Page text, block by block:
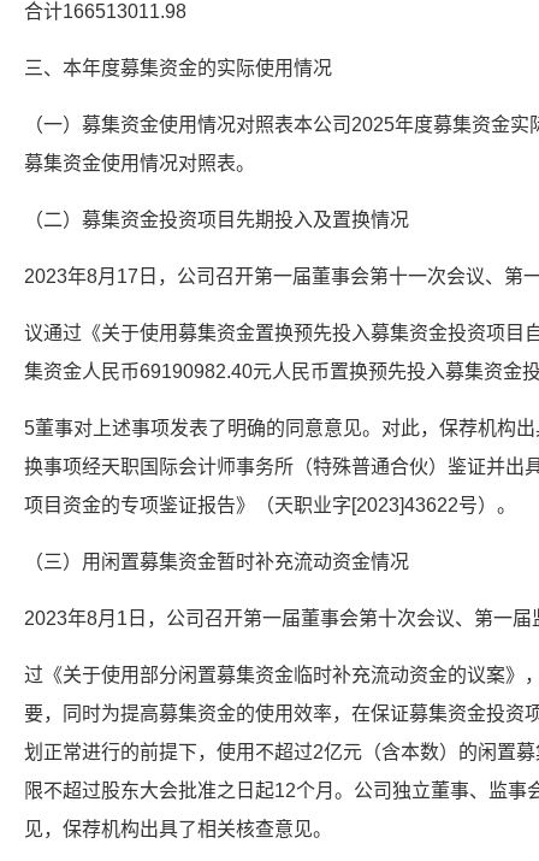
合计166513011.98
三、本年度募集资金的实际使用情况
（一）募集资金使用情况对照表本公司2025年度募集资金
募集资金使用情况对照表。
（二）募集资金投资项目先期投入及置换情况
2023年8月17日，公司召开第一届董事会第十一次会议、第
议通过《关于使用募集资金置换预先投入募集资金投资项目
集资金人民币69190982.40元人民币置换预先投入募集资金
5董事对上述事项发表了明确的同意意见。对此，保荐机构
换事项经天职国际会计师事务所（特殊普通合伙）鉴证并出
项目资金的专项鉴证报告》（天职业字[2023]43622号）。
（三）用闲置募集资金暂时补充流动资金情况
2023年8月1日，公司召开第一届董事会第十次会议、第一
过《关于使用部分闲置募集资金临时补充流动资金的议案》
要，同时为提高募集资金的使用效率，在保证募集资金投资
划正常进行的前提下，使用不超过2亿元（含本数）的闲置
限不超过股东大会批准之日起12个月。公司独立董事、监事
见，保荐机构出具了相关核查意见。